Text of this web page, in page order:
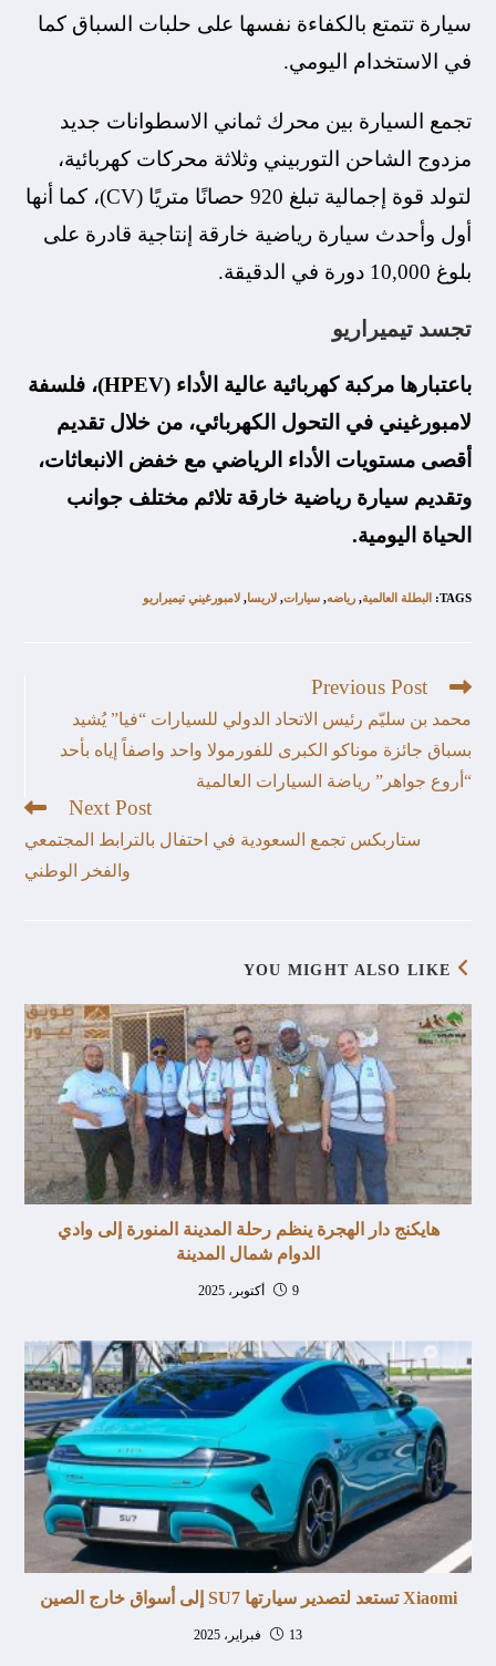
سيارة تتمتع بالكفاءة نفسها على حلبات السباق كما
في الاستخدام اليومي.
تجمع السيارة بين محرك ثماني الاسطوانات جديد
مزدوج الشاحن التوربيني وثلاثة محركات كهربائية،
لتولد قوة إجمالية تبلغ 920 حصانًا متريًا (CV)، كما أنها
أول وأحدث سيارة رياضية خارقة إنتاجية قادرة على
بلوغ 10,000 دورة في الدقيقة.
تجسد تيميراريو
باعتبارها مركبة كهربائية عالية الأداء (HPEV)، فلسفة
لامبورغيني في التحول الكهربائي، من خلال تقديم
أقصى مستويات الأداء الرياضي مع خفض الانبعاثات،
وتقديم سيارة رياضية خارقة تلائم مختلف جوانب
الحياة اليومية.
TAGS
: البطلة العالمية, رياضه, سيارات, لاريسا, لامبورغيني تيميراريو
Previous Post
محمد بن سليّم رئيس الاتحاد الدولي للسيارات “فيا” يُشيد
بسباق جائزة موناكو الكبرى للفورمولا واحد واصفاً إياه بأحد
“أروع جواهر” رياضة السيارات العالمية
Next Post
ستاربكس تجمع السعودية في احتفال بالترابط المجتمعي
والفخر الوطني
YOU MIGHT ALSO LIKE
هايكنج دار الهجرة ينظم رحلة المدينة المنورة إلى وادي
الدوام شمال المدينة
9 أكتوبر، 2025
Xiaomi تستعد لتصدير سيارتها SU7 إلى أسواق خارج الصين
13 فبراير، 2025